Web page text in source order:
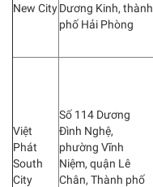
New CityDương Kinh, thành
phố Hải Phòng
Việt
Phát
South
City
Số 114 Dương
Đình Nghệ,
phường Vĩnh
Niệm, quận Lê
Chân, Thành phố